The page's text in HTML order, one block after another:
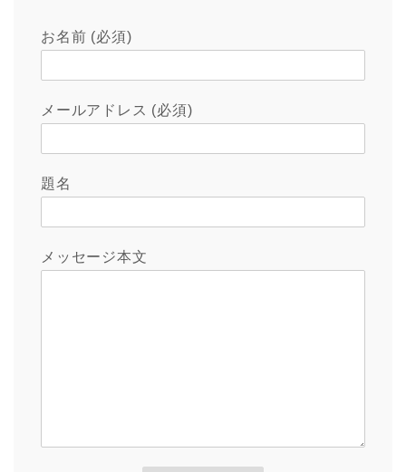
お名前 (必須)
メールアドレス (必須)
題名
メッセージ本文